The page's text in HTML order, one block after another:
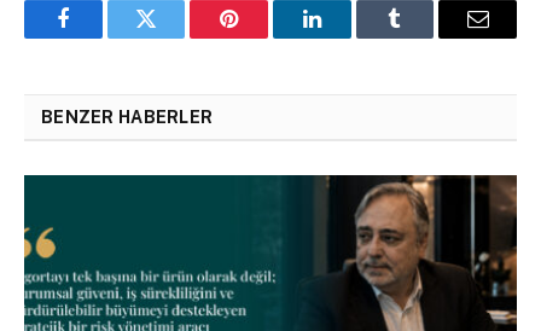
FacebookTwitter Pinterest LinkedInTumblr Email
BENZER HABERLER